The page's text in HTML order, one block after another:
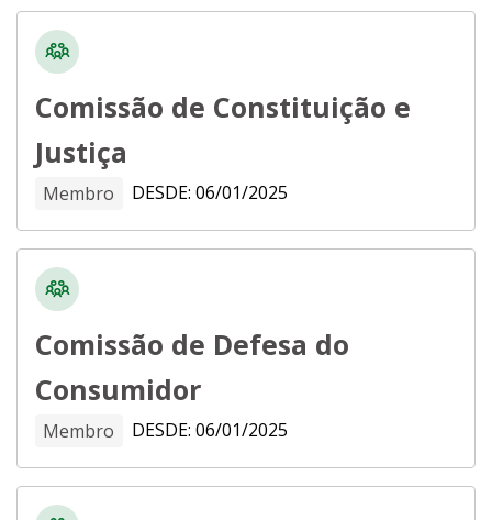
Comissão de Constituição e
Justiça
Membro DESDE: 06/01/2025
Comissão de Defesa do
Consumidor
Membro DESDE: 06/01/2025